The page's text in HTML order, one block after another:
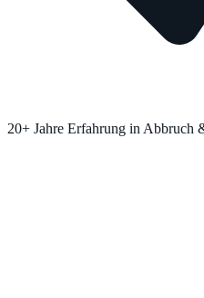
20+ Jahre Erfahrung in Abbruch